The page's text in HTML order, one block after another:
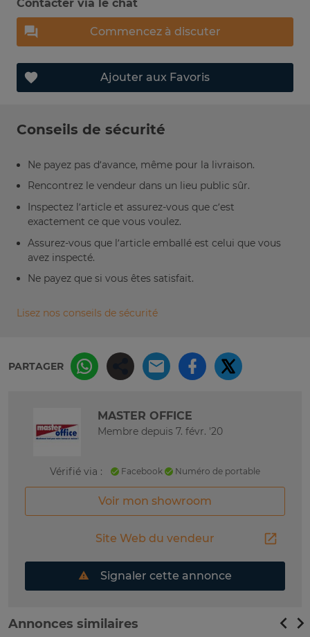
Contacter via le chat
Commencez à discuter
Ajouter aux Favoris
Conseils de sécurité
Ne payez pas d’avance, même pour la livraison.
Rencontrez le vendeur dans un lieu public sûr.
Inspectez l’article et assurez-vous que c’est
exactement ce que vous voulez.
Assurez-vous que l’article emballé est celui que vous
avez inspecté.
Ne payez que si vous êtes satisfait.
Lisez nos conseils de sécurité
PARTAGER
MASTER OFFICE
Membre depuis 7. févr. '20
Vérifié via : Facebook Numéro de portable
Voir mon showroom
Site Web du vendeur
Signaler cette annonce
Annonces similaires